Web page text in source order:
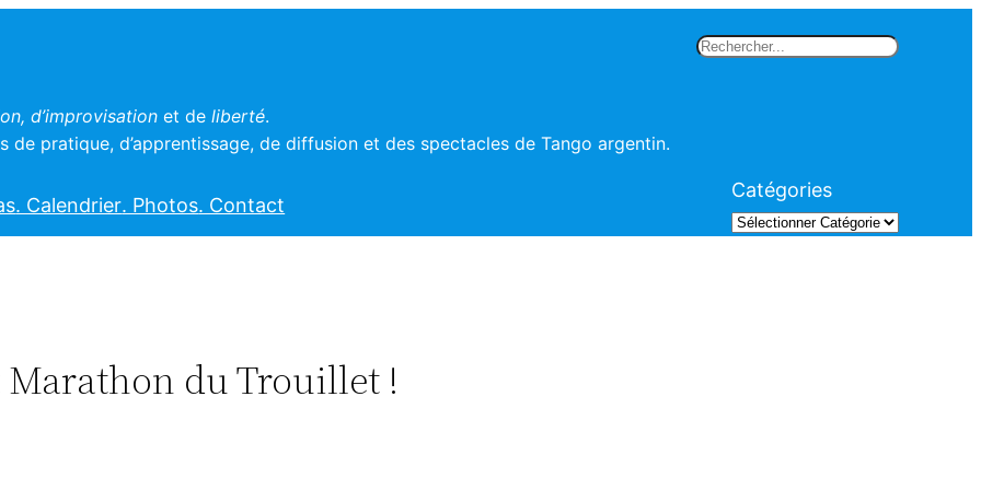
Rechercher
d’improvisation et deliberté.
de pratique, d’apprentissage, de diffusion et des spectacles de Tango argentin.
. Calendrier. Photos. Contact
Catégories
Marathon du Trouillet !